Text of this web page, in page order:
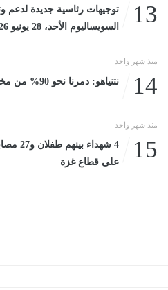
13
توجيهات رئاسية جديدة لدعم
السويساليوم الأحد، 28 يونيو 2026 01:52 مـ
منذ شهر واحد
14 نتنياهو: دمرنا نحو 90% من مخزون حزب الله الصاروخى
منذ شهر واحد
15
4
على قطاع غزة